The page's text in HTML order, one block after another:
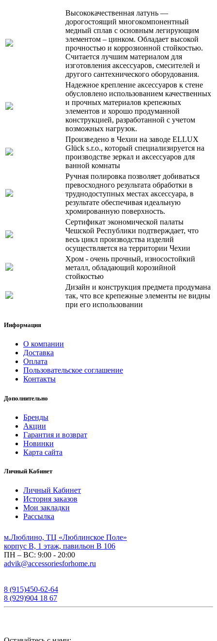
Высококачественная латунь —
дорогостоящий многокомпонентный
медный сплав с основным легирующим
элементом – цинком. Обладает высокой
прочностью и коррозионной стойкостью.
Считается лучшим материалом для
изготовления аксессуаров, смесителей и
другого сантехнического оборудования.
Надежное крепление аксессуаров к стене
обусловлено использованием качественных
и прочных материалов крепежных
элементов и хорошо продуманной
конструкцией, разработанной с учетом
возможных нагрузок.
Произведено в Чехии на заводе ELLUX
Glück s.r.o., который специализируется на
производстве зеркал и аксессуаров для
ванной комнаты
Ручная полировка позволяет добиваться
превосходного результата обработки в
труднодоступных местах аксессуара, в
результате обеспечивая идеальную
хромированную поверхность.
Сертификат экономической палаты
Чешской Республики подтверждает, что
весь цикл производства изделий
осуществляется на территории Чехии
Хром - очень прочный, износостойкий
металл, обладающий корозийной
стойкостью
Дизайн и конструкция предмета продумана
так, что все крепежные элементы не видны
при его использовании
Информация
О компании
Доставка
Оплата
Пользовательское соглашение
Контакты
Дополнительно
Бренды
Акции
Гарантия и возврат
Новинки
Карта сайта
Личный Кабинет
Личный Кабинет
История заказов
Мои закладки
Рассылка
м.Люблино, ТЦ «Люблинское Поле»
корпус B, 1 этаж, павильон B 106
ПН – ВС: 9:00 - 20:00
advik@accessoriesforhome.ru
8 (915)450-62-64
8 (929)904 18 67